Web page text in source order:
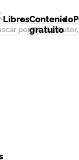
LibrosContenido
gratuito